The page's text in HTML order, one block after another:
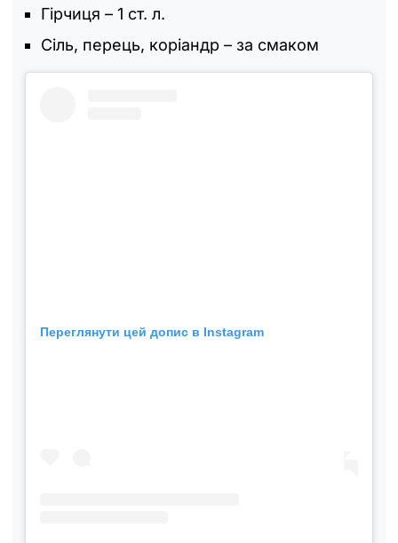
Гірчиця – 1 ст. л.
Сіль, перець, коріандр – за смаком
Переглянути цей допис в Instagram